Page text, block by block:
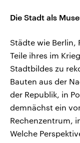
Die Stadt als
Städte wie Berlin,
Teile ihres im
Stadtbildes zu
Bauten aus der
der Republik, in
demnächst ein
Rechenzentrum,
Welche